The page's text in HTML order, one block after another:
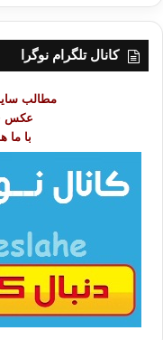
ر
کانال تلگرام نوگرا
مطالب
عکس
با ما